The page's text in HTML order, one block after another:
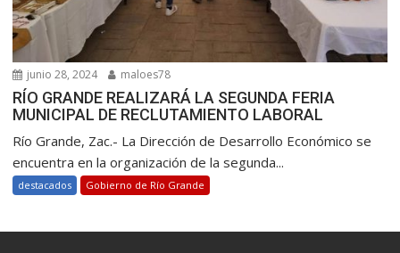
junio 28, 2024 maloes78
RÍO GRANDE REALIZARÁ LA SEGUNDA FERIA
MUNICIPAL DE RECLUTAMIENTO LABORAL
Río Grande, Zac.- La Dirección de Desarrollo Económico se
encuentra en la organización de la segunda...
destacados Gobierno de Río Grande